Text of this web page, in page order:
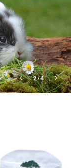
3/4